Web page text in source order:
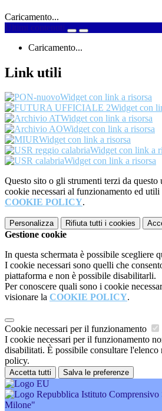
Caricamento...
Ultimi contenuti
Caricamento...
Link utili
Widget con link a risorsa
Widget con
Widget con link a risorsa
Widget con link a risorsa
Widget con link a risorsa
Widget con link a
Widget con link a risorsa
Questo sito o gli strumenti terzi da
cookie necessari al funzionamento ed
COOKIE POLICY.
Personalizza Rifiuta tutti i cookies
Gestione cookie
In questa schermata è possibile scegliere
I cookie necessari sono quelli che
piattaforma e non è possibile disabilitarli.
Per conoscere quali sono i cookie
visionare la COOKIE POLICY.
Cookie necessari per il funzionamento
I cookie necessari per il funzionamento
disabilitati. È possibile consultare
policy.
Accetta tutti Salva le preferenze
Istituto
Milone"